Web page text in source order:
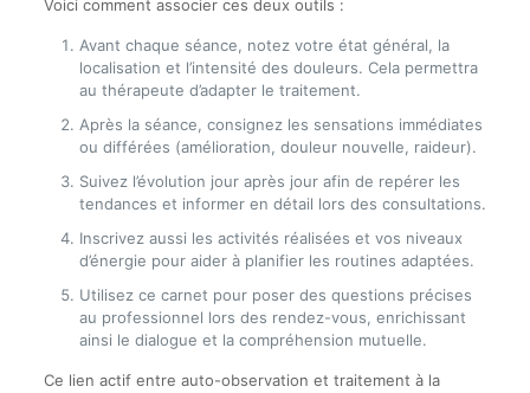
Voici comment associer ces deux outils :
Avant chaque séance, notez votre état général, la
localisation et l’intensité des douleurs. Cela permettra
au thérapeute d’adapter le traitement.
Après la séance, consignez les sensations immédiates
ou différées (amélioration, douleur nouvelle, raideur).
Suivez l’évolution jour après jour afin de repérer les
tendances et informer en détail lors des consultations.
Inscrivez aussi les activités réalisées et vos niveaux
d’énergie pour aider à planifier les routines adaptées.
Utilisez ce carnet pour poser des questions précises
au professionnel lors des rendez-vous, enrichissant
ainsi le dialogue et la compréhension mutuelle.
Ce lien actif entre auto-observation et traitement à la